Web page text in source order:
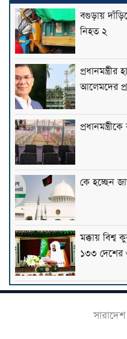
বগুড়ায়
নিহত ২
আলেমদের
কে হচ্ছেন
মক্কায় বিশ্ব
১৩৩ দেশের
শায়খ
হওয়ার
সারাদেশ